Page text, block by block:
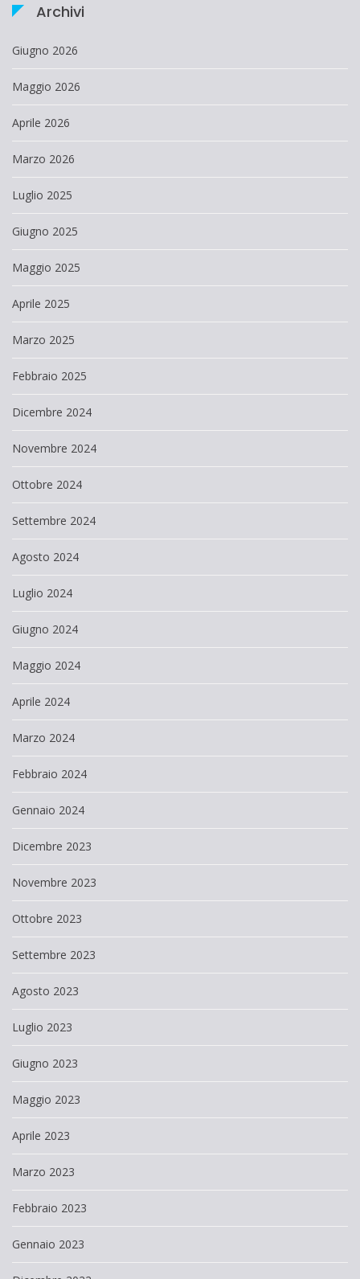
Archivi
Giugno 2026
Maggio 2026
Aprile 2026
Marzo 2026
Luglio 2025
Giugno 2025
Maggio 2025
Aprile 2025
Marzo 2025
Febbraio 2025
Dicembre 2024
Novembre 2024
Ottobre 2024
Settembre 2024
Agosto 2024
Luglio 2024
Giugno 2024
Maggio 2024
Aprile 2024
Marzo 2024
Febbraio 2024
Gennaio 2024
Dicembre 2023
Novembre 2023
Ottobre 2023
Settembre 2023
Agosto 2023
Luglio 2023
Giugno 2023
Maggio 2023
Aprile 2023
Marzo 2023
Febbraio 2023
Gennaio 2023